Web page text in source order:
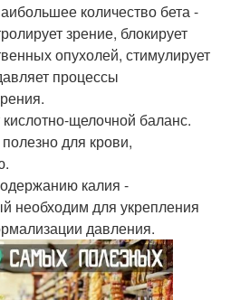
количество бета -
зрение, блокирует
опухолей, стимулирует
процессы
щелочной баланс.
для крови,
калия -
необходим для укрепления
давления.